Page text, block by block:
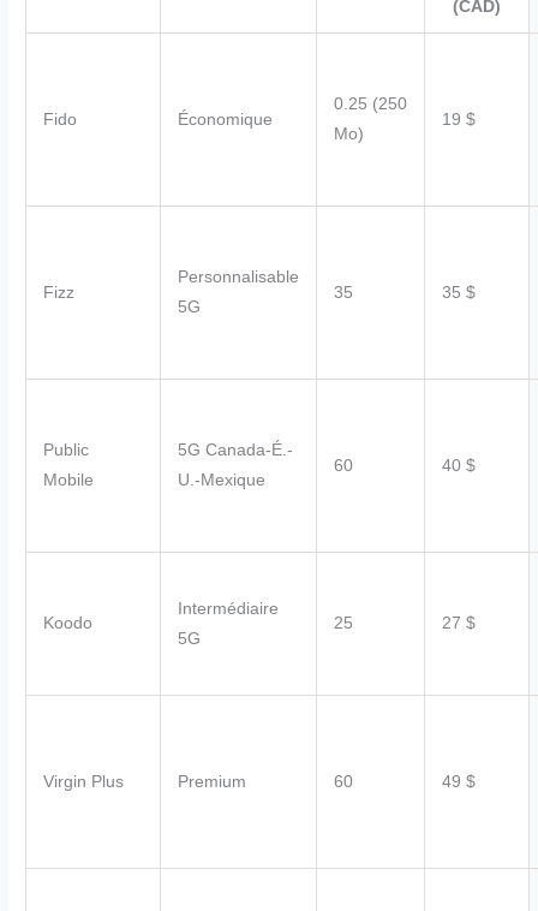
(CAD)
Fido Économique
0.25 (250
Mo)
19 $
Fizz
Personnalisable
5G
35 35 $
Public
Mobile
5G Canada-É.-
U.-Mexique
60 40 $
Koodo
Intermédiaire
5G
25 27 $
Virgin Plus Premium 60 49 $